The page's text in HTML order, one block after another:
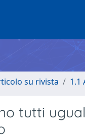
su rivista 1.1
tutti